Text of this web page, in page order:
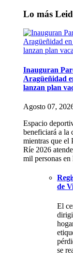
Lo más
Inauguran
Aragüeñidad
lanzan plan
Agosto 07,
Espacio
beneficiará a la
mientras que el
Ríe 2026
mil personas en
de
El
se